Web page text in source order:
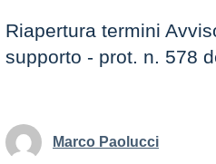
Riapertura termini
supporto - prot. n. 578
Marco Paolucci